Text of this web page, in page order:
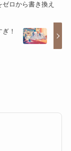
ゼロから書き換え
！